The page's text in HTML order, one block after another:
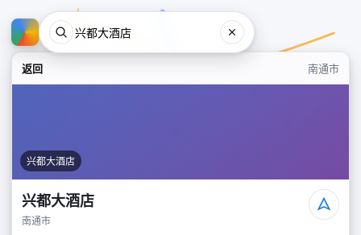
返回 南通市
兴都大酒店
兴都大酒店
南通市